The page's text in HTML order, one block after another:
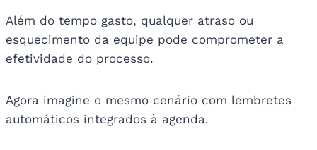
Além do tempo gasto, qualquer atraso ou
esquecimento da equipe pode comprometer a
efetividade do processo.
Agora imagine o mesmo cenário com lembretes
automáticos integrados à agenda.